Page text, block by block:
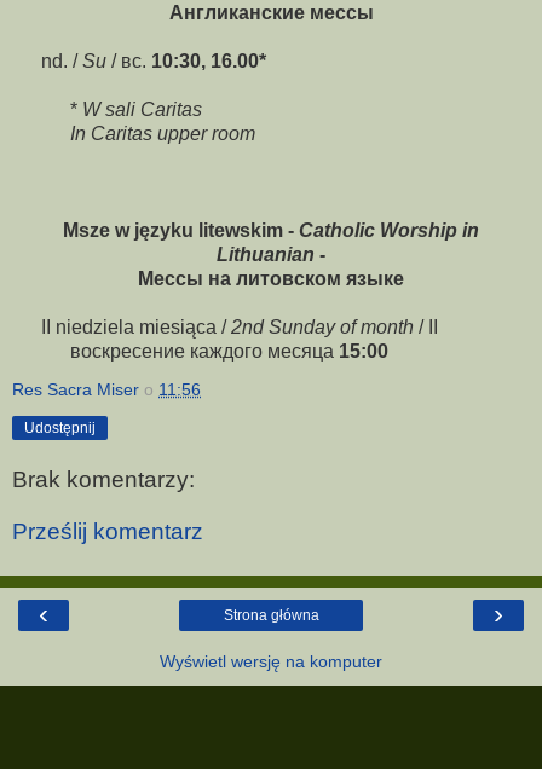
Англиканскиемессы
nd. /Su / вс. 10:30, 16.00*
* W sali Caritas
In Caritas upper room
Msze w języku litewskim - Catholic Worship in
Lithuanian -
Мессы на литовском языке
II niedziela miesiąca /2nd Sunday of month / II
воскресение каждого месяца 15:00
Res Sacra Miser o 11:56
Udostępnij
Brak komentarzy:
Prześlij komentarz
‹ ›
Strona główna
Wyświetl wersję na komputer